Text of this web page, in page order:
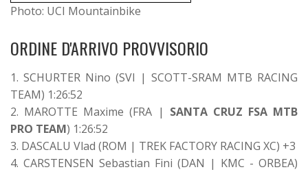
Photo: UCI Mountainbike
ORDINE D'ARRIVO PROVVISORIO
1. SCHURTER Nino (SVI | SCOTT-SRAM MTB RACING
TEAM) 1:26:52
2. MAROTTE Maxime (FRA | SANTA CRUZ FSA MTB
PRO TEAM) 1:26:52
3. DASCALU Vlad (ROM | TREK FACTORY RACING XC) +3
4. CARSTENSEN Sebastian Fini (DAN | KMC - ORBEA)